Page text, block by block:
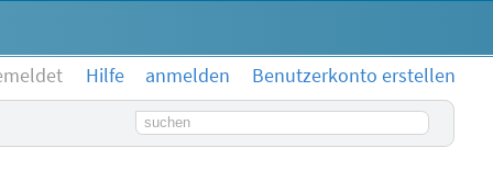
Hilfe anmelden
Benutzerkonto erstellen
Suchbegriff